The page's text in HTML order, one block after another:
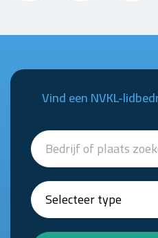
Vind een NVKL-